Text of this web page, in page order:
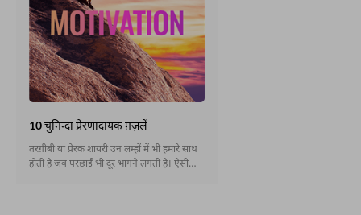
10 चुनिन्दा प्रेरणादायक ग़ज़लें
तरग़ीबी या प्रेरक शायरी उन लम्हों में भी हमारे साथ
होती है जब परछाईं भी दूर भागने लगती है। ऐसी